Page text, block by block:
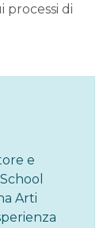
processi di
e
Arti